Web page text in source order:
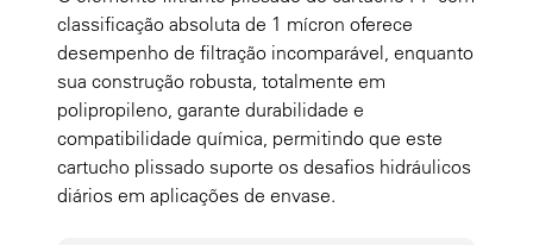
classificação absoluta de 1 mícron oferece
desempenho de filtração incomparável, enquanto
sua construção robusta, totalmente em
polipropileno, garante durabilidade e
compatibilidade química, permitindo que este
cartucho plissado suporte os desafios hidráulicos
diários em aplicações de envase.